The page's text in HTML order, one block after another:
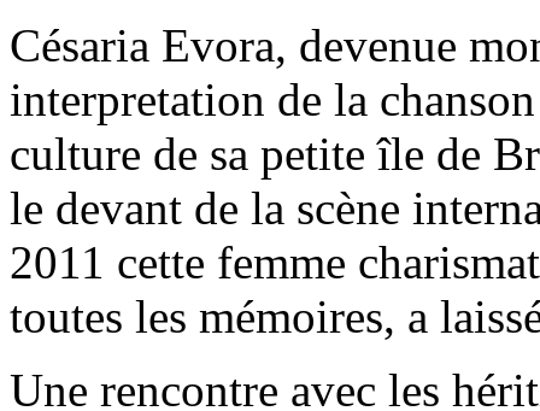
Césaria Evora, devenue
interpretation de la
culture de sa petite île de
le devant de la scène
2011 cette femme
toutes les mémoires, a
Une rencontre avec les